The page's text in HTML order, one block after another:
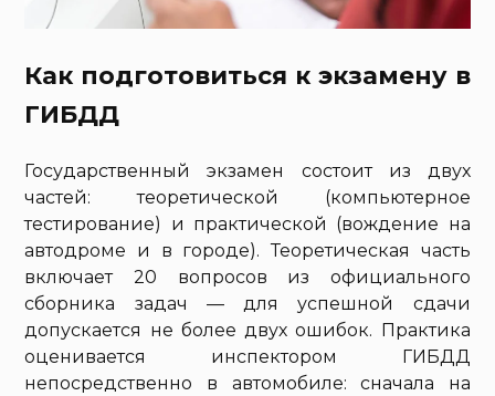
Как подготовиться к экзамену в
ГИБДД
Государственный экзамен состоит из двух
частей: теоретической (компьютерное
тестирование) и практической (вождение на
автодроме и в городе). Теоретическая часть
включает 20 вопросов из официального
сборника задач — для успешной сдачи
допускается не более двух ошибок. Практика
оценивается инспектором ГИБДД
непосредственно в автомобиле: сначала на